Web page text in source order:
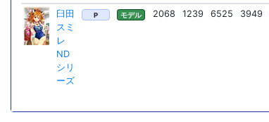
臼田
スミ
レ
ND
シリ
ーズ
P モデル 2068 1239 6525 3949